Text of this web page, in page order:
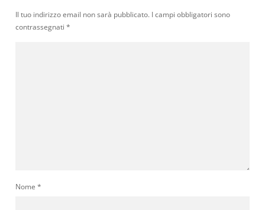
Il tuo indirizzo email non sarà pubblicato. I campi obbligatori sono
contrassegnati *
Nome *